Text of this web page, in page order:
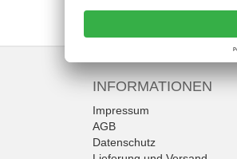
INFORMATIONEN
Impressum
AGB
Datenschutz